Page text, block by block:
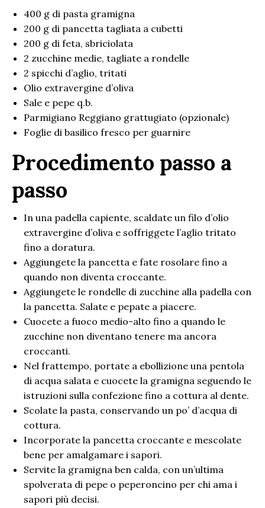
400 g di pasta gramigna
200 g di pancetta tagliata a cubetti
200 g di feta, sbriciolata
2 zucchine medie, tagliate a rondelle
2 spicchi d’aglio, tritati
Olio extravergine d’oliva
Sale e pepe q.b.
Parmigiano Reggiano grattugiato (opzionale)
Foglie di basilico fresco per guarnire
Procedimento passo a
passo
In una padella capiente, scaldate un filo d’olio
extravergine d’oliva e soffriggete l’aglio tritato
fino a doratura.
Aggiungete la pancetta e fate rosolare fino a
quando non diventa croccante.
Aggiungete le rondelle di zucchine alla padella con
la pancetta. Salate e pepate a piacere.
Cuocete a fuoco medio-alto fino a quando le
zucchine non diventano tenere ma ancora
croccanti.
Nel frattempo, portate a ebollizione una pentola
di acqua salata e cuocete la gramigna seguendo le
istruzioni sulla confezione fino a cottura al dente.
Scolate la pasta, conservando un po’ d’acqua di
cottura.
Incorporate la pancetta croccante e mescolate
bene per amalgamare i sapori.
Servite la gramigna ben calda, con un’ultima
spolverata di pepe o peperoncino per chi ama i
sapori più decisi.